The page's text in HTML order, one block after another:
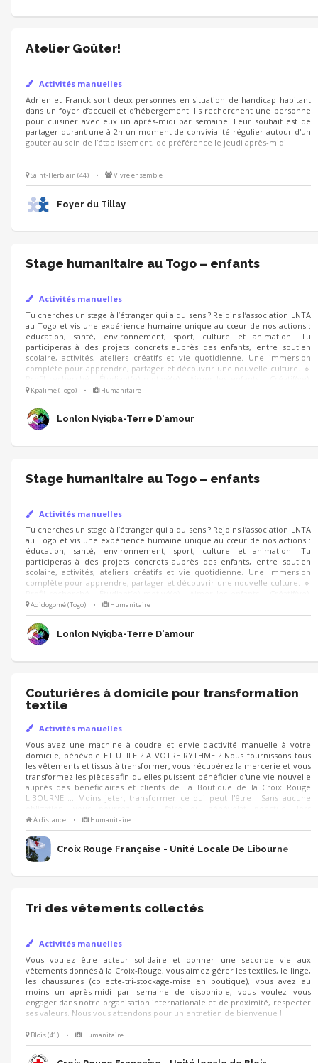
Atelier Goûter!
Activités manuelles
Adrien et Franck sont deux personnes en situation de handicap habitant
dans un foyer d’accueil et d’hébergement. Ils recherchent une personne
pour cuisiner avec eux un après-midi par semaine. Leur souhait est de
partager durant une à 2h un moment de convivialité régulier autour d'un
gouter au sein de l’établissement, de préférence le jeudi après-midi.
Saint-Herblain (44) • Vivre ensemble
Foyer du Tillay
Stage humanitaire au Togo – enfants
Activités manuelles
Tu cherches un stage à l’étranger qui a du sens ? Rejoins l’association LNTA
au Togo et vis une expérience humaine unique au cœur de nos actions :
éducation, santé, environnement, sport, culture et animation. Tu
participeras à des projets concrets auprès des enfants, entre soutien
scolaire, activités, ateliers créatifs et vie quotidienne. Une immersion
complète pour apprendre, partager et découvrir une nouvelle culture. 🔹
dynamique - Ouvert(e) d’esprit et autonome
Kpalimé (Togo) • Humanitaire
Lonlon Nyigba-Terre D'amour
Stage humanitaire au Togo – enfants
Activités manuelles
Tu cherches un stage à l’étranger qui a du sens ? Rejoins l’association LNTA
au Togo et vis une expérience humaine unique au cœur de nos actions :
éducation, santé, environnement, sport, culture et animation. Tu
participeras à des projets concrets auprès des enfants, entre soutien
scolaire, activités, ateliers créatifs et vie quotidienne. Une immersion
complète pour apprendre, partager et découvrir une nouvelle culture. 🔹
dynamique - Ouvert(e) d’esprit et autonome
Adidogomé (Togo) • Humanitaire
Lonlon Nyigba-Terre D'amour
Couturières à domicile pour transformation
textile
Activités manuelles
Vous avez une machine à coudre et envie d'activité manuelle à votre
domicile, bénévole ET UTILE ? A VOTRE RYTHME ? Nous fournissons tous
les vêtements et tissus à transformer, vous récupérez la mercerie et vous
transformez les pièces afin qu'elles puissent bénéficier d'une vie nouvelle
auprès des bénéficiaires et clients de La Boutique de la Croix Rouge
LIBOURNE ... Moins jeter, transformer ce qui peut l'être ! Sans aucune
d'événements ou à La Boutique, si vous le souhaitez.
À distance • Humanitaire
Croix Rouge Française - Unité Locale De Libourne
Tri des vêtements collectés
Activités manuelles
Vous voulez être acteur solidaire et donner une seconde vie aux
vêtements donnés à la Croix-Rouge, vous aimez gérer les textiles, le linge,
les chaussures (collecte-tri-stockage-mise en boutique), vous avez au
moins un après-midi par semaine de disponible, vous voulez vous
engager dans notre organisation internationale et de proximité, respecter
ses valeurs. Nous vous attendons pour un entretien de bienvenue !
Blois (41) • Humanitaire